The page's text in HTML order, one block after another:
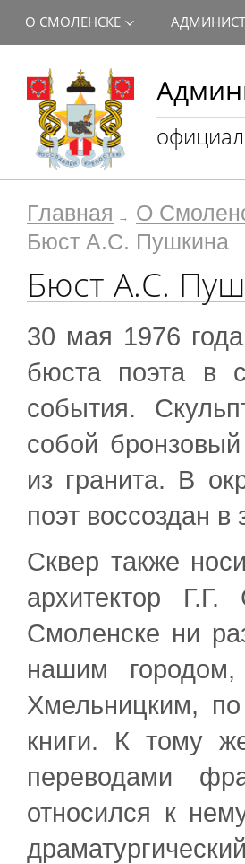
О СМОЛЕНСКЕ
Главная О
Бюст А.С. Пушкина
Бюст А.С.
30 мая 1976
бюста поэта в
события.
собой
из гранита. В
поэт воссоздан в
Сквер также
архитектор
Смоленске ни
нашим
Хмельницким,
книги. К тому
переводами
относился к